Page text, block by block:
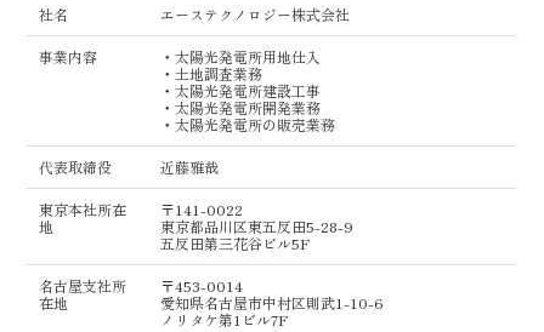
社名 エーステクノロジー株式会社
事業内容
・太陽光発電所用地仕入
・土地調査業務
・太陽光発電所建設工事
・太陽光発電所開発業務
・太陽光発電所の販売業務
代表取締役 近藤雅哉
東京本社所在
地
〒141-0022
東京都品川区東五反田5-28-9
五反田第三花谷ビル5F
名古屋支社所
在地
〒453-0014
愛知県名古屋市中村区則武1-10-6
ノリタケ第1ビル7F